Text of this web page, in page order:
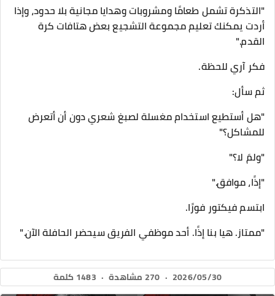
"التذكرة تشمل طعامًا ومشروبات وهدايا مجانية بلا حدود، وإذا
أردت يمكنك تعليم مجموعة التشجيع بعض هتافات كرة
القدم."
فكر آري للحظة.
ثم سأل:
"هل أستطيع استخدام مغسلة لصبغ شعري دون أن أتعرض
للمشاكل؟"
"ولمَ لا؟"
"إذًا، موافق."
ابتسم فيكتور فورًا.
"ممتاز. هيا بنا إذًا. أحد موظفي الفريق سيحضر الحافلة الآن."
2026/05/30
· 270 مشاهدة · 1483 كلمة